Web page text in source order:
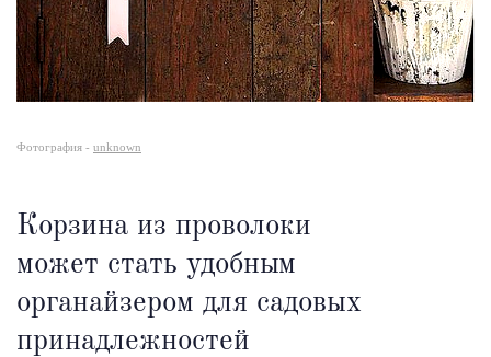
Фотография - unknown
Корзина из проволоки
может стать удобным
органайзером для садовых
принадлежностей